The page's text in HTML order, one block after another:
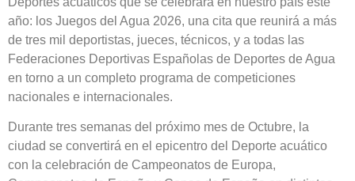
año: los Juegos del Agua 2026, una cita que reunirá a más
de tres mil deportistas, jueces, técnicos, y a todas las
Federaciones Deportivas Españolas de Deportes de Agua
en torno a un completo programa de competiciones
nacionales e internacionales.
Durante tres semanas del próximo mes de Octubre, la
ciudad se convertirá en el epicentro del Deporte acuático
con la celebración de Campeonatos de Europa,